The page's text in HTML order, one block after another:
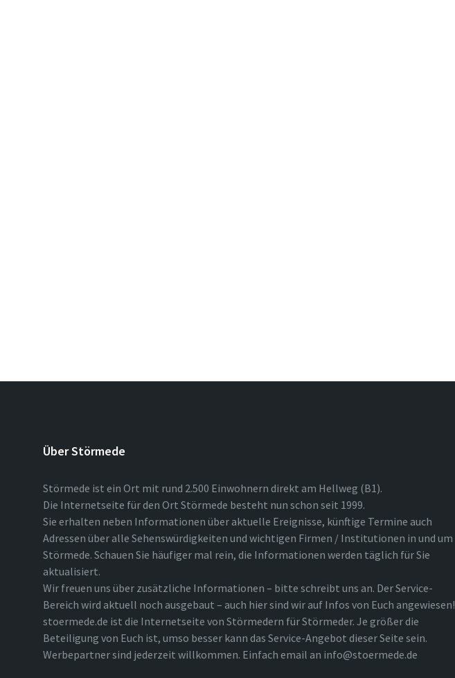
Über Störmede
Störmede ist ein Ort mit rund 2.500 Einwohnern direkt am Hellweg (B1).
Die Internetseite für den Ort Störmede besteht nun schon seit 1999.
Sie erhalten neben Informationen über aktuelle Ereignisse, künftige Termine auch
Adressen über alle Sehenswürdigkeiten und wichtigen Firmen / Institutionen in und um
Störmede. Schauen Sie häufiger mal rein, die Informationen werden täglich für Sie
aktualisiert.
Wir freuen uns über zusätzliche Informationen – bitte schreibt uns an. Der Service-
Bereich wird aktuell noch ausgebaut – auch hier sind wir auf Infos von Euch angewiesen!
stoermede.de ist die Internetseite von Störmedern für Störmeder. Je größer die
Beteiligung von Euch ist, umso besser kann das Service-Angebot dieser Seite sein.
Werbepartner sind jederzeit willkommen. Einfach email an info@stoermede.de